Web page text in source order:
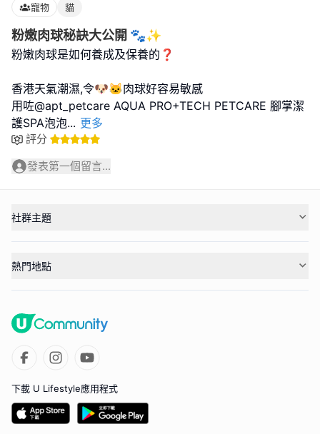
寵物 貓
粉嫩肉球秘訣大公開 🐾✨
粉嫩肉球是如何養成及保養的❓
香港天氣潮濕,令🐶🐱肉球好容易敏感
用咗@apt_petcare AQUA PRO+TECH PETCARE 腳掌潔
護SPA泡泡... 更多
評分
發表第一個留言...
社群主題
熱門地點
下載 U Lifestyle應用程式